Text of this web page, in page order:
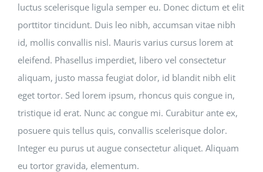
luctus scelerisque ligula semper eu. Donec dictum et elit
porttitor tincidunt. Duis leo nibh, accumsan vitae nibh
id, mollis convallis nisl. Mauris varius cursus lorem at
eleifend. Phasellus imperdiet, libero vel consectetur
aliquam, justo massa feugiat dolor, id blandit nibh elit
eget tortor. Sed lorem ipsum, rhoncus quis congue in,
tristique id erat. Nunc ac congue mi. Curabitur ante ex,
posuere quis tellus quis, convallis scelerisque dolor.
Integer eu purus ut augue consectetur aliquet. Aliquam
eu tortor gravida, elementum.